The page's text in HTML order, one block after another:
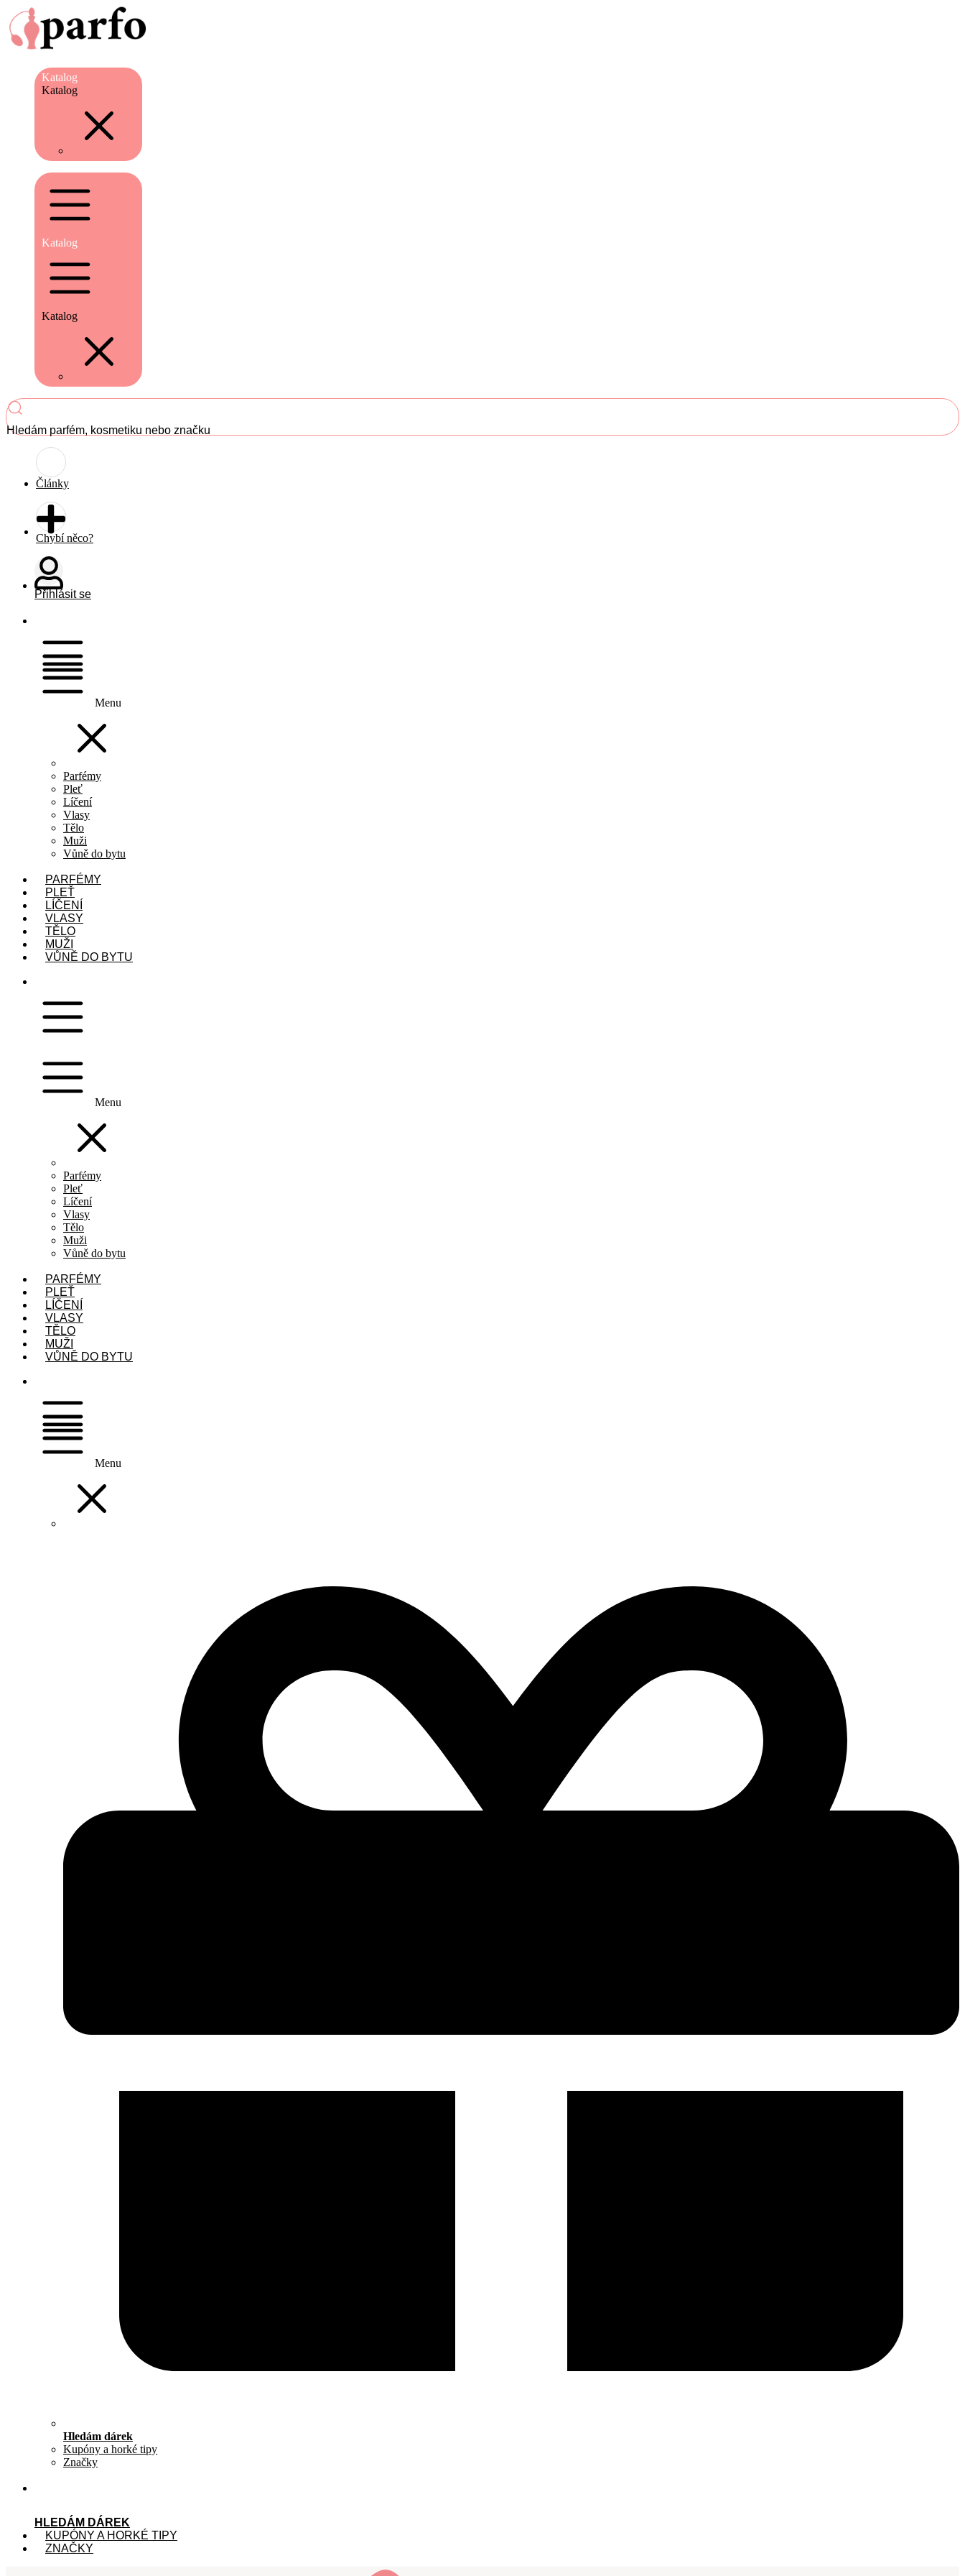
Katalog
Katalog
Katalog
Katalog
Hledám parfém, kosmetiku nebo značku
Články
Chybí něco?
Přihlásit se
Menu
Parfémy
Pleť
Líčení
Vlasy
Tělo
Muži
Vůně do bytu
PARFÉMY
PLEŤ
LÍČENÍ
VLASY
TĚLO
MUŽI
VŮNĚ DO BYTU
Menu
Parfémy
Pleť
Líčení
Vlasy
Tělo
Muži
Vůně do bytu
PARFÉMY
PLEŤ
LÍČENÍ
VLASY
TĚLO
MUŽI
VŮNĚ DO BYTU
Menu
Hledám dárek
Kupóny a horké tipy
Značky
HLEDÁM DÁREK
KUPÓNY A HORKÉ TIPY
ZNAČKY